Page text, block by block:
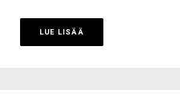
LUE LISÄÄ